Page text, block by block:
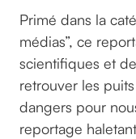
Primé dans la
médias”, ce
scientifiques et
retrouver les
dangers pour
reportage